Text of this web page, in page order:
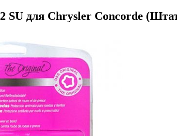
SU для Chrysler Concorde